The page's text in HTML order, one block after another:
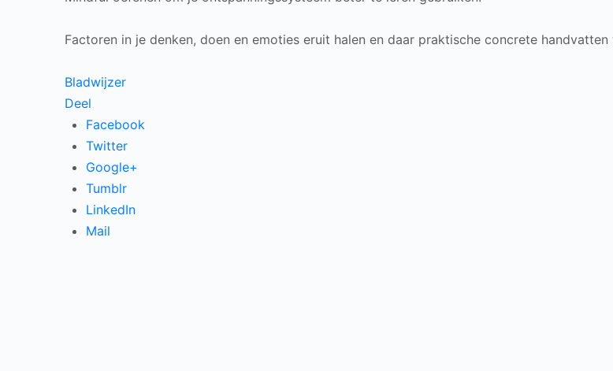
Factoren in je denken, doen en emoties eruit halen en daar praktische concrete
Bladwijzer
Deel
Facebook
Twitter
Google+
Tumblr
LinkedIn
Mail